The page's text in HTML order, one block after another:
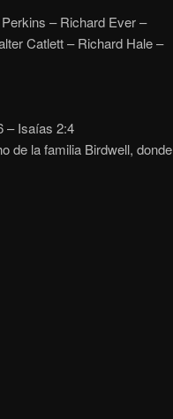
– Richard Ever –
Catlett – Richard Hale –
– Isaías 2:4
de la familia Birdwell, donde